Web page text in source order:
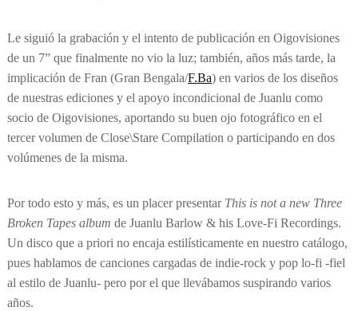
Le siguió la grabación y el intento de publicación en Oigovisiones
de un 7” que finalmente no vio la luz; también, años más tarde, la
implicación de Fran (Gran Bengala/F.Ba) en varios de los diseños
de nuestras ediciones y el apoyo incondicional de Juanlu como
socio de Oigovisiones, aportando su buen ojo fotográfico en el
tercer volumen de Close\Stare Compilation o participando en dos
volúmenes de la misma.
Por todo esto y más, es un placer presentar This is not a new Three
Broken Tapes album de Juanlu Barlow & his Love-Fi Recordings.
Un disco que a priori no encaja estilísticamente en nuestro catálogo,
pues hablamos de canciones cargadas de indie-rock y pop lo-fi -fiel
al estilo de Juanlu- pero por el que llevábamos suspirando varios
años.